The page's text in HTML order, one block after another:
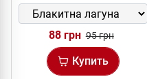
88 грн 95 грн
Купить